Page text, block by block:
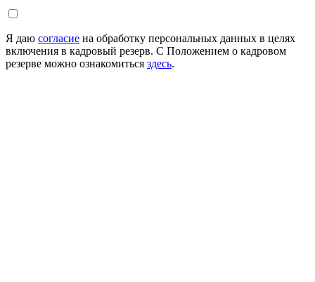
Я даю согласие на обработку персональных данных в целях
включения в кадровый резерв. С Положением о кадровом
резерве можно ознакомиться здесь.